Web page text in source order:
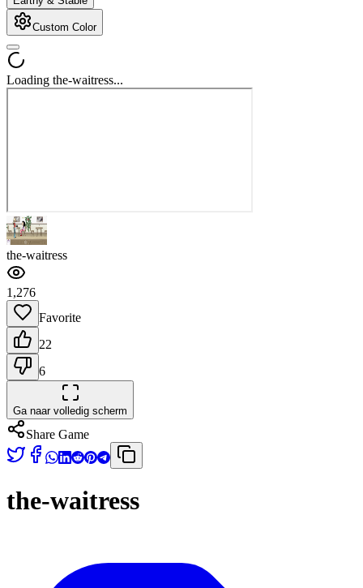
Custom Color
Loading the-waitress...
the-waitress
1,276
Favorite
22
6
Ga naar volledig scherm
Share Game
the-waitress